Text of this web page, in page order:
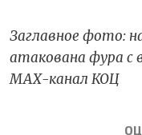
Заглавное фото:
атакована фура с
МАХ-канал КОЦ